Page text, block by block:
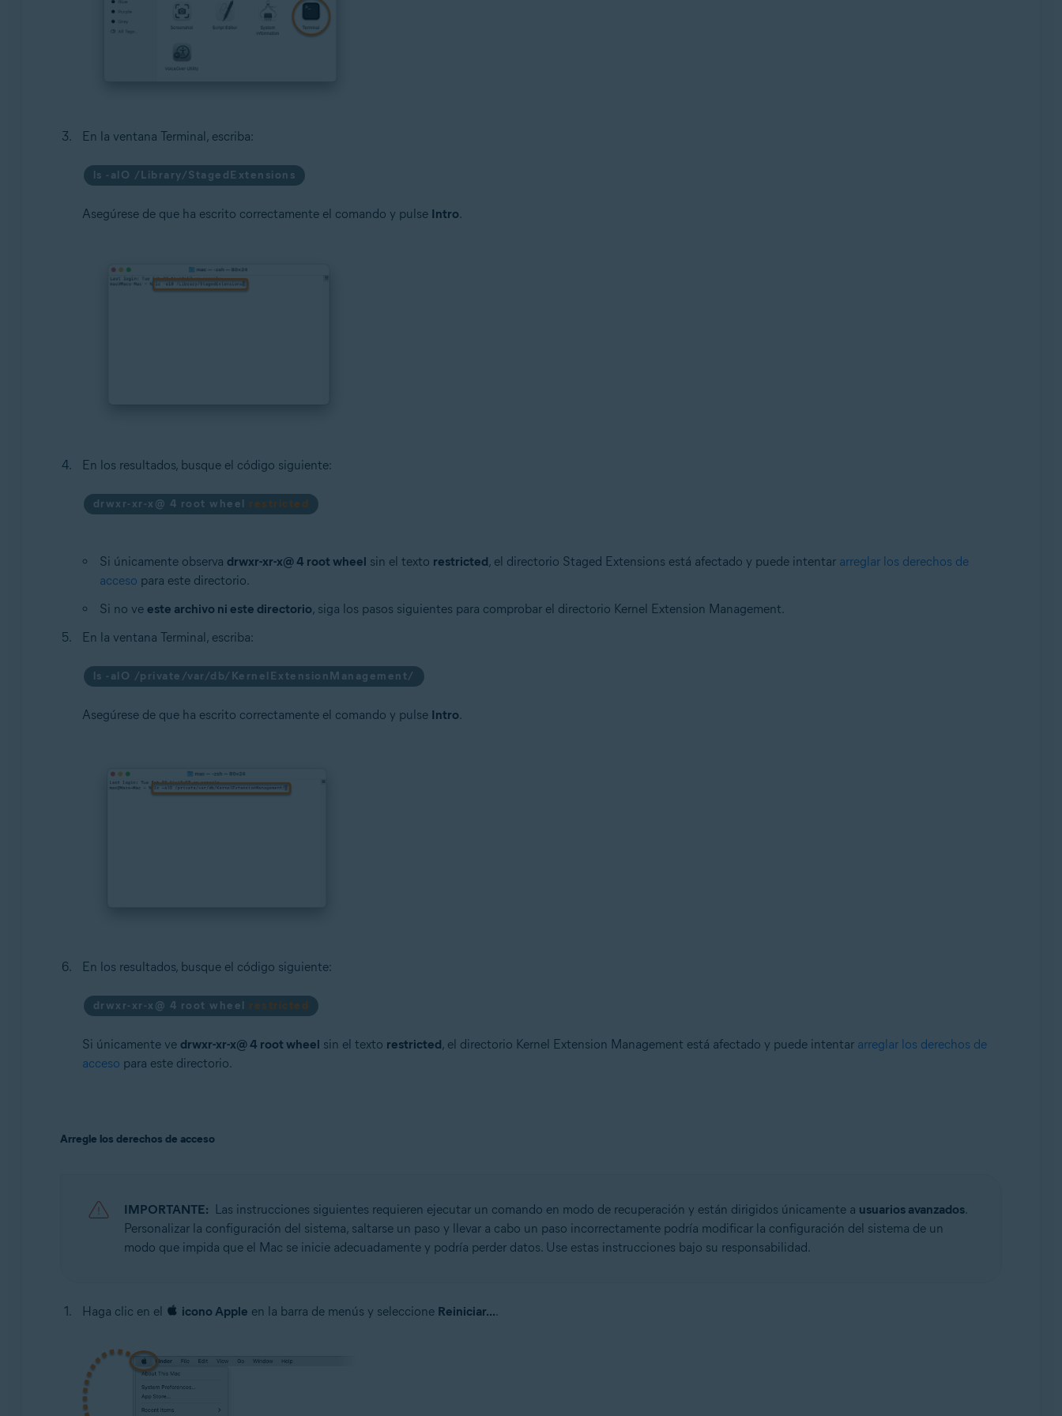
En la ventana Terminal, escriba:
ls -alO /Library/StagedExtensions
Asegúrese de que ha escrito correctamente el comando y pulse Intro.
En los resultados, busque el código siguiente:
drwxr-xr-x@ 4 root wheel restricted
Si únicamente observa drwxr-xr-x@ 4 root wheel sin el texto restricted, el directorio Staged Extensions está afectado y puede intentar arreglar los derechos de
acceso para este directorio.
Si no ve este archivo ni este directorio, siga los pasos siguientes para comprobar el directorio Kernel Extension Management.
En la ventana Terminal, escriba:
ls -alO /private/var/db/KernelExtensionManagement/
Asegúrese de que ha escrito correctamente el comando y pulse Intro.
En los resultados, busque el código siguiente:
drwxr-xr-x@ 4 root wheel restricted
Si únicamente ve drwxr-xr-x@ 4 root wheel sin el texto restricted, el directorio Kernel Extension Management está afectado y puede intentar arreglar los derechos de
acceso para este directorio.
Arregle los derechos de acceso
IMPORTANTE: Las instrucciones siguientes requieren ejecutar un comando en modo de recuperación y están dirigidos únicamente a usuarios avanzados.
Personalizar la configuración del sistema, saltarse un paso y llevar a cabo un paso incorrectamente podría modificar la configuración del sistema de un
modo que impida que el Mac se inicie adecuadamente y podría perder datos. Use estas instrucciones bajo su responsabilidad.
Haga clic en el icono Apple en la barra de menús y seleccione Reiniciar....